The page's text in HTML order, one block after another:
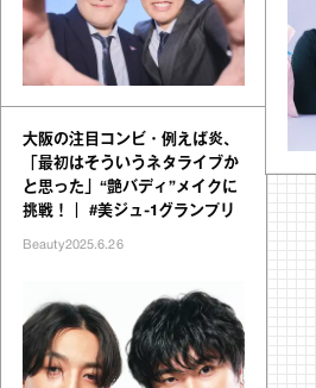
大阪の注目コンビ・例えば炎、
「最初はそういうネタライブか
と思った」“艶バディ”メイクに
挑戦！｜ #美ジュ-1グランプリ
Beauty2025.6.26